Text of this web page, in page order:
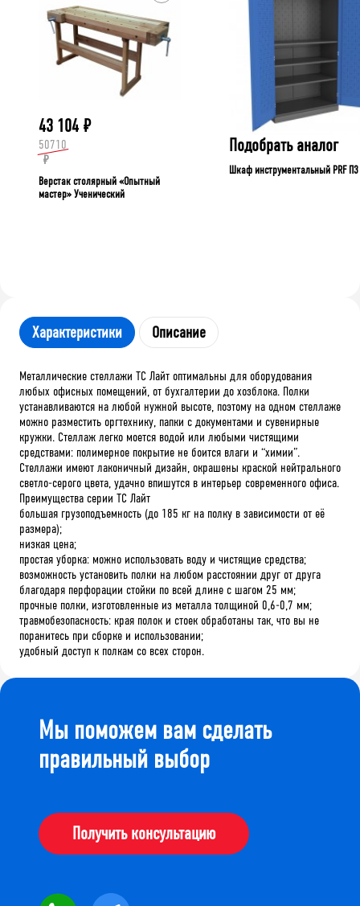
43 104 ₽
50710
₽
Верстак столярный «Опытный
мастер» Ученический
Подобрать аналог
Шкаф инструментальный PRF П3
Характеристики Описание
Металлические стеллажи ТС Лайт оптимальны для оборудования
любых офисных помещений, от бухгалтерии до хозблока. Полки
устанавливаются на любой нужной высоте, поэтому на одном стеллаже
можно разместить оргтехнику, папки с документами и сувенирные
кружки. Стеллаж легко моется водой или любыми чистящими
средствами: полимерное покрытие не боится влаги и “химии”.
Стеллажи имеют лаконичный дизайн, окрашены краской нейтрального
светло-серого цвета, удачно впишутся в интерьер современного офиса.
Преимущества серии ТС Лайт
большая грузоподъемность (до 185 кг на полку в зависимости от её
размера);
низкая цена;
простая уборка: можно использовать воду и чистящие средства;
возможность установить полки на любом расстоянии друг от друга
благодаря перфорации стойки по всей длине с шагом 25 мм;
прочные полки, изготовленные из металла толщиной 0,6-0,7 мм;
травмобезопасность: края полок и стоек обработаны так, что вы не
поранитесь при сборке и использовании;
удобный доступ к полкам со всех сторон.
Мы поможем вам сделать
правильный выбор
Получить консультацию